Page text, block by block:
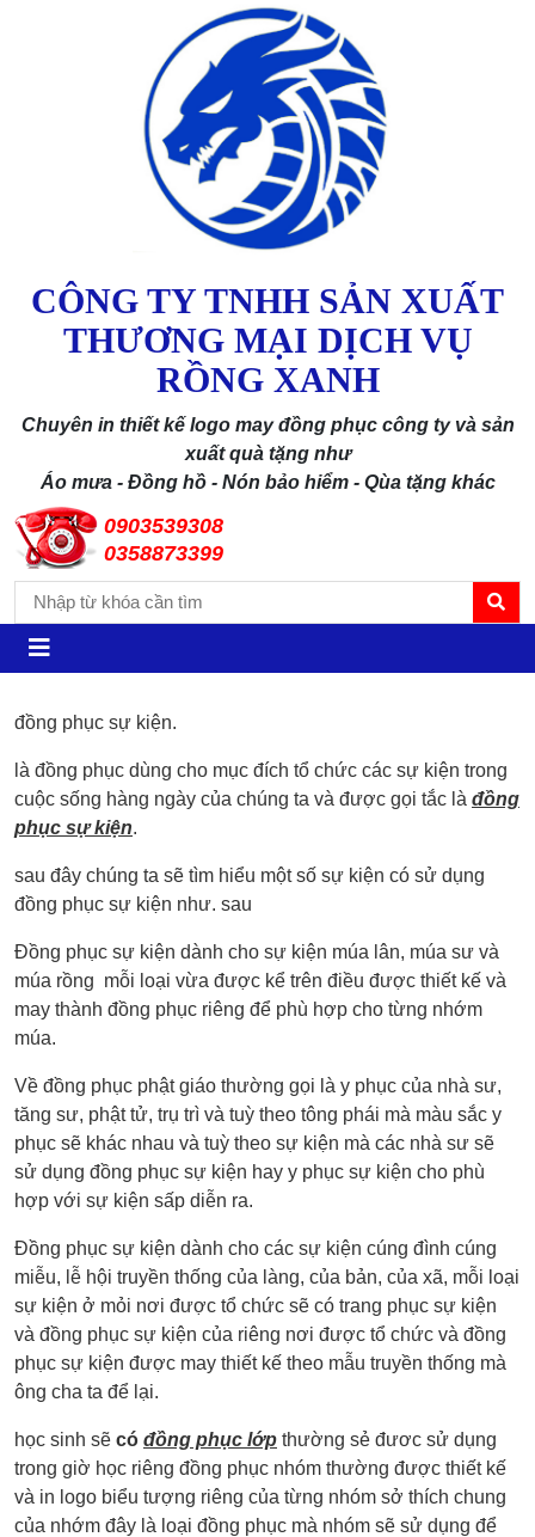
CÔNG TY TNHH SẢN XUẤT
THƯƠNG MẠI DỊCH VỤ
RỒNG XANH
Chuyên in thiết kế logo may đồng phục công ty và sản
xuất quà tặng như
Áo mưa - Đồng hồ - Nón bảo hiểm - Qùa tặng khác
0903539308
0358873399
đồng phục sự kiện.
là đồng phục dùng cho mục đích tổ chức các sự kiện trong
cuộc sống hàng ngày của chúng ta và được gọi tắc là đồng
phục sự kiện.
sau đây chúng ta sẽ tìm hiểu một số sự kiện có sử dụng
đồng phục sự kiện như. sau
Đồng phục sự kiện dành cho sự kiện múa lân, múa sư và
múa rồng mỗi loại vừa được kể trên điều được thiết kế và
may thành đồng phục riêng để phù hợp cho từng nhớm
múa.
Về đồng phục phật giáo thường gọi là y phục của nhà sư,
tăng sư, phật tử, trụ trì và tuỳ theo tông phái mà màu sắc y
phục sẽ khác nhau và tuỳ theo sự kiện mà các nhà sư sẽ
sử dụng đồng phục sự kiện hay y phục sự kiện cho phù
hợp với sự kiện sấp diễn ra.
Đồng phục sự kiện dành cho các sự kiện cúng đình cúng
miễu, lễ hội truyền thống của làng, của bản, của xã, mỗi loại
sự kiện ở mỏi nơi được tổ chức sẽ có trang phục sự kiện
và đồng phục sự kiện của riêng nơi được tổ chức và đồng
phục sự kiện được may thiết kế theo mẫu truyền thống mà
ông cha ta để lại.
học sinh sẽ có đồng phục lớp thường sẻ đươc sử dụng
trong giờ học riêng đồng phục nhóm thường được thiết kế
và in logo biểu tượng riêng của từng nhóm sở thích chung
của nhớm đây là loại đồng phục mà nhóm sẽ sử dụng để